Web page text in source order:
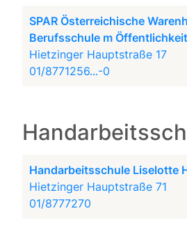
SPAR Österreichische
Berufsschule m
Hietzinger Hauptstraße 17
01/8771256...-0
Handarbeitsschule Liselotte
Hietzinger Hauptstraße 71
01/8777270